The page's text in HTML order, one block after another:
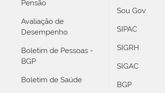
Pensão
Avaliação de
Desempenho
Boletim de Pessoas -
BGP
Boletim de Saúde
Sou Gov
SIPAC
SIGRH
SIGAC
BGP